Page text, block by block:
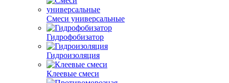
Смеси универсальные
Гидрофобизатор
Гидроизоляция
Клеевые смеси